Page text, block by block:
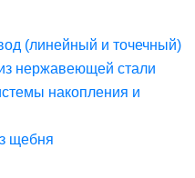
(линейный и точечный)
нержавеющей стали
накопления и
щебня